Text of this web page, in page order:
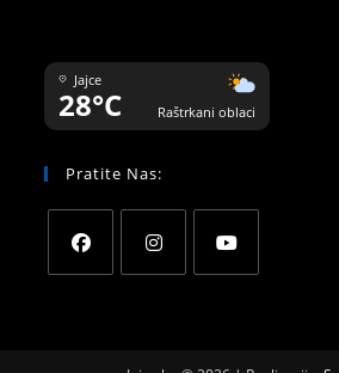
Jajce
28°C Raštrkani oblaci
Pratite Nas: